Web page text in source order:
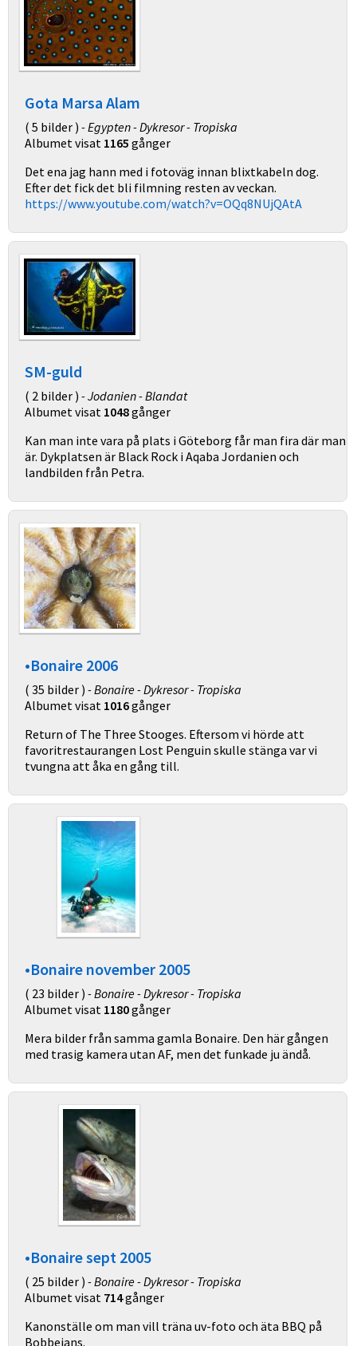
Gota Marsa Alam
( 5 bilder ) - Egypten - Dykresor - Tropiska
Albumet visat 1165 gånger
Det ena jag hann med i fotoväg innan blixtkabeln dog.
Efter det fick det bli filmning resten av veckan.
https://www.youtube.com/watch?v=OQq8NUjQAtA
SM-guld
( 2 bilder ) - Jodanien - Blandat
Albumet visat 1048gånger
Kan man inte vara på plats i Göteborg får man fira där man
är. Dykplatsen är Black Rock i Aqaba Jordanien och
landbilden från Petra.
•Bonaire 2006
( 35 bilder ) - Bonaire - Dykresor - Tropiska
Albumet visat 1016gånger
Return of The Three Stooges. Eftersom vi hörde att
favoritrestaurangen Lost Penguin skulle stänga var vi
tvungna att åka en gång till.
•Bonaire november 2005
( 23 bilder ) - Bonaire - Dykresor - Tropiska
Albumet visat 1180gånger
Mera bilder från samma gamla Bonaire. Den här gången
med trasig kamera utan AF, men det funkade ju ändå.
•Bonaire sept 2005
( 25 bilder ) - Bonaire - Dykresor - Tropiska
Albumet visat 714gånger
Kanonställe om man vill träna uv-foto och äta BBQ på
Bobbejans.